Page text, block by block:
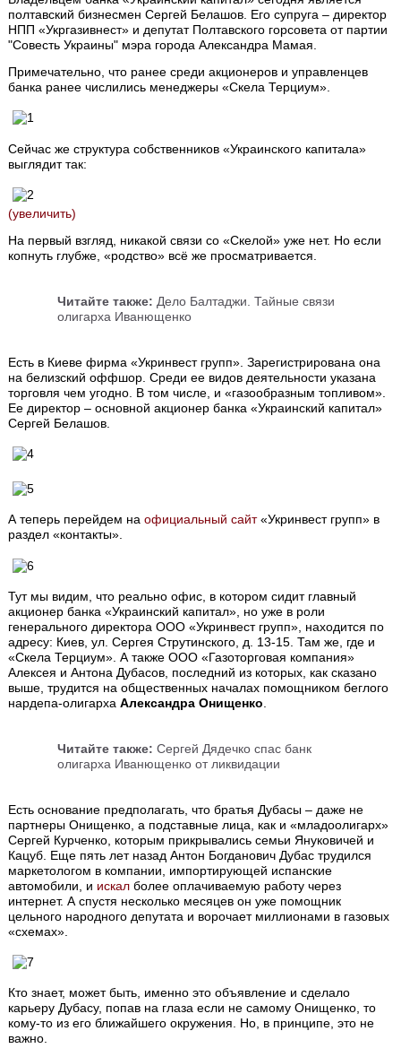
полтавский бизнесмен Сергей Белашов. Его супруга – директор
НПП «Укргазивнест» и депутат Полтавского горсовета от партии
"Совесть Украины" мэра города Александра Мамая.
Примечательно, что ранее среди акционеров и управленцев
банка ранее числились менеджеры «Скела Терциум».
Сейчас же структура собственников «Украинского капитала»
выглядит так:
(увеличить)
На первый взгляд, никакой связи со «Скелой» уже нет. Но если
копнуть глубже, «родство» всё же просматривается.
Читайте также: Дело Балтаджи. Тайные связи
олигарха Иванющенко
Есть в Киеве фирма «Укринвест групп». Зарегистрирована она
на белизский оффшор. Среди ее видов деятельности указана
торговля чем угодно. В том числе, и «газообразным топливом».
Ее директор – основной акционер банка «Украинский капитал»
Сергей Белашов.
А теперь перейдем наофициальный сайт«Укринвест групп» в
раздел «контакты».
Тут мы видим, что реально офис, в котором сидит главный
акционер банка «Украинский капитал», но уже в роли
генерального директора ООО «Укринвест групп», находится по
адресу: Киев, ул. Сергея Струтинского, д. 13-15. Там же, где и
«Скела Терциум». А также ООО «Газоторговая компания»
Алексея и Антона Дубасов, последний из которых, как сказано
выше, трудится на общественных началах помощником беглого
нардепа-олигархаАлександра Онищенко
Читайте также: Сергей Дядечко спас банк
олигарха Иванющенко от ликвидации
Есть основание предполагать, что братья Дубасы – даже не
партнеры Онищенко, а подставные лица, как и «младоолигарх»
Сергей Курченко, которым прикрывались семьи Януковичей и
Кацуб. Еще пять лет назад Антон Богданович Дубас трудился
маркетологом в компании, импортирующей испанские
автомобили, и искал более оплачиваемую работу через
интернет. А спустя несколько месяцев он уже помощник
цельного народного депутата и ворочает миллионами в газовых
«схемах».
Кто знает, может быть, именно это объявление и сделало
карьеру Дубасу, попав на глаза если не самому Онищенко, то
кому-то из его ближайшего окружения. Но, в принципе, это не
важно.